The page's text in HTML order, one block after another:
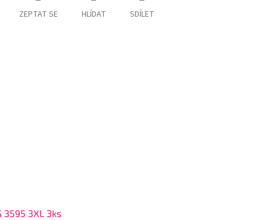
ZEPTAT SE HLÍDAT SDÍLET
3595 3XL 3ks